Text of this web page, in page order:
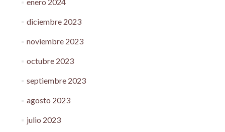
diciembre 2023
noviembre 2023
octubre 2023
septiembre 2023
agosto 2023
julio 2023